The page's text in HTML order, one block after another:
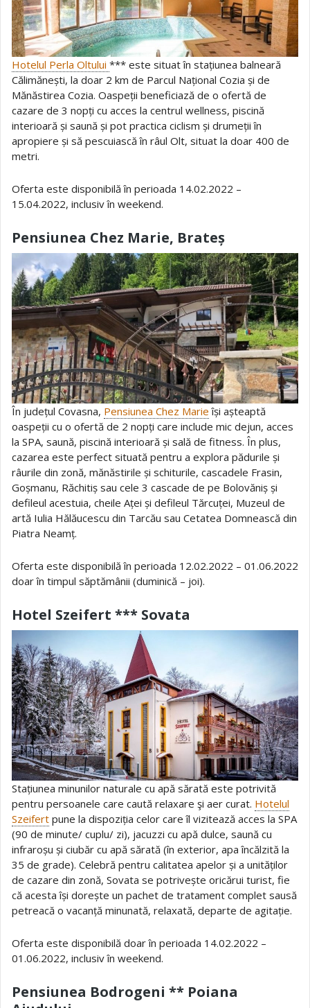
Hotelul Perla Oltului *** este situat în stațiunea balneară
Călimănești, la doar 2 km de Parcul Național Cozia și de
Mănăstirea Cozia. Oaspeții beneficiază de o ofertă de
cazare de 3 nopți cu acces la centrul wellness, piscină
interioară și saună și pot practica ciclism și drumeții în
apropiere și să pescuiască în râul Olt, situat la doar 400 de
metri.
Oferta este disponibilă în perioada 14.02.2022 –
15.04.2022, inclusiv în weekend.
Pensiunea Chez Marie, Brateș
În județul Covasna, Pensiunea Chez Marie își așteaptă
oaspeții cu o ofertă de 2 nopți care include mic dejun, acces
la SPA, saună, piscină interioară și sală de fitness. În plus,
cazarea este perfect situată pentru a explora pădurile și
râurile din zonă, mănăstirile și schiturile, cascadele Frasin,
Goșmanu, Răchitiș sau cele 3 cascade de pe Bolovăniș și
defileul acestuia, cheile Aței și defileul Tărcuței, Muzeul de
artă Iulia Hălăucescu din Tarcău sau Cetatea Domnească din
Piatra Neamț.
Oferta este disponibilă în perioada 12.02.2022 – 01.06.2022
doar în timpul săptămânii (duminică – joi).
Hotel Szeifert *** Sovata
Stațiunea minunilor naturale cu apă sărată este potrivită
pentru persoanele care caută relaxare şi aer curat. Hotelul
Szeifert pune la dispoziția celor care îl vizitează acces la SPA
(90 de minute/ cuplu/ zi), jacuzzi cu apă dulce, saună cu
infraroșu și ciubăr cu apă sărată (în exterior, apa încălzită la
35 de grade). Celebră pentru calitatea apelor și a unităților
de cazare din zonă, Sovata se potrivește oricărui turist, fie
că acesta își dorește un pachet de tratament complet sausă
petreacă o vacanță minunată, relaxată, departe de agitație.
Oferta este disponibilă doar în perioada 14.02.2022 –
01.06.2022, inclusiv în weekend.
Pensiunea Bodrogeni ** Poiana